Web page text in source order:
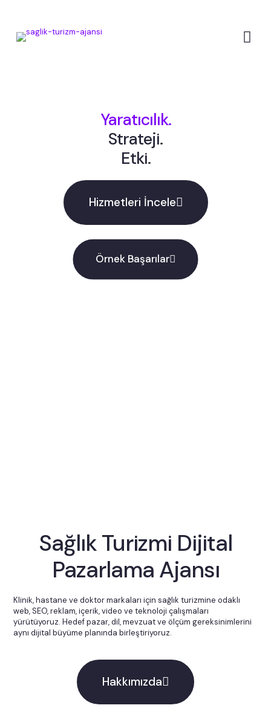
Yaratıcılık.
Strateji.
Etki.
Hizmetleri İncele
Örnek Başarılar
Sağlık Turizmi Dijital
Pazarlama Ajansı
Klinik, hastane ve doktor markaları için sağlık turizmine odaklı
web, SEO, reklam, içerik, video ve teknoloji çalışmaları
yürütüyoruz. Hedef pazar, dil, mevzuat ve ölçüm gereksinimlerini
aynı dijital büyüme planında birleştiriyoruz.
Hakkımızda